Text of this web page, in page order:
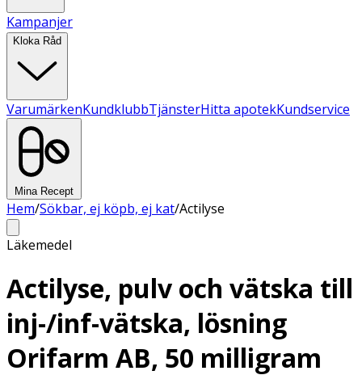
Kampanjer
Kloka Råd
VarumärkenKundklubbTjänsterHitta apotekKundservice
Mina Recept
Hem/Sökbar, ej köpb, ej kat/Actilyse
Läkemedel
Actilyse, pulv och vätska till
inj-/inf-vätska, lösning
Orifarm AB, 50 milligram